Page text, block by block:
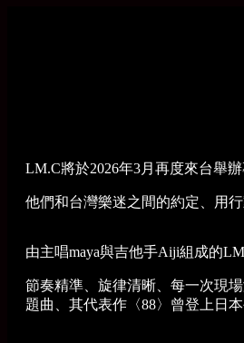
LM.C將於2026年3月再度來台舉辦
他們和台灣樂迷之間的約定、用
由主唱maya與吉他手Aiji組成的
節奏精準、旋律清晰、每一次現
題曲、其代表作〈88〉曾登上日